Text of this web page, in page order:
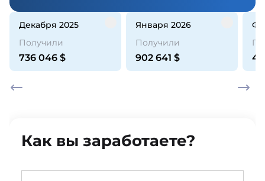
декабря 2025
Получили
736 046 $
января 2026
Получили
902 641 $
Как вы заработаете?